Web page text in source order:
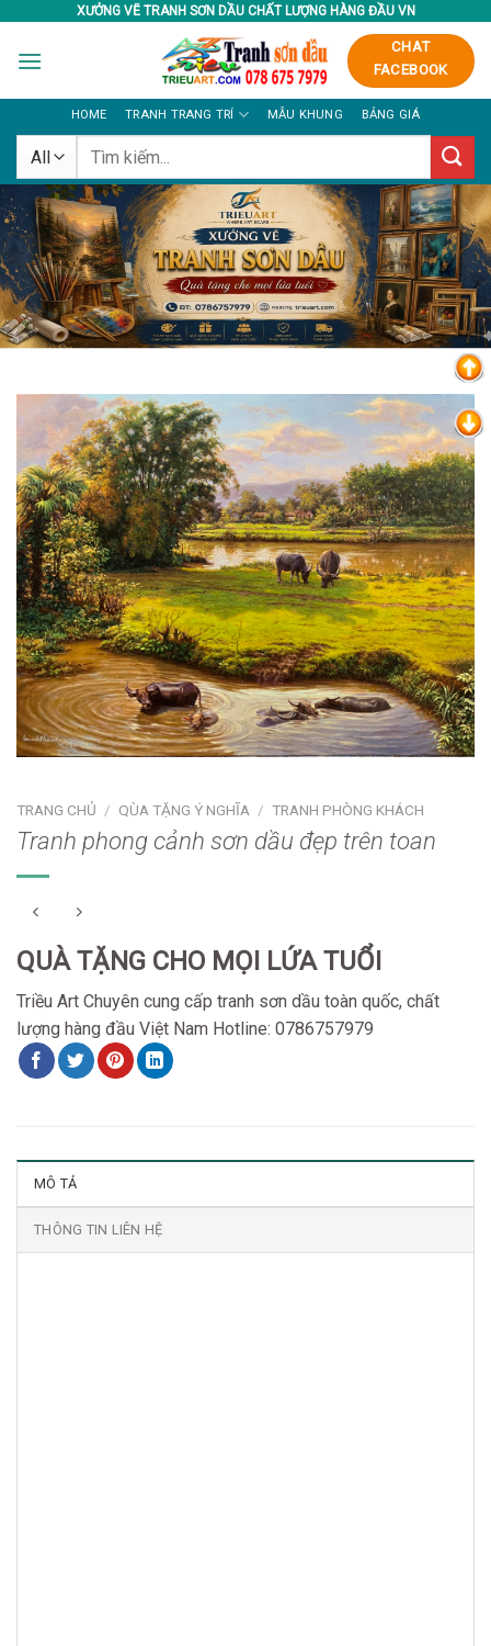
content
XƯỞNG VẼ TRANH SƠN DẦU CHẤT LƯỢNG HÀNG ĐẦU VN
CHAT
FACEBOOK
HOME TRANH TRANG TRÍ MẪU KHUNG BẢNG GIÁ
Tìm
TRANG CHỦ / QÙA TẶNG Ý NGHĨA / TRANH PHÒNG KHÁCH
Tranh phong cảnh sơn dầu đẹp trên toan
QUÀ TẶNG CHO MỌI LỨA TUỔI
Triều Art Chuyên cung cấp tranh sơn dầu toàn quốc, chất
lượng hàng đầu Việt Nam Hotline: 0786757979
MÔ TẢ
THÔNG TIN LIÊN HỆ